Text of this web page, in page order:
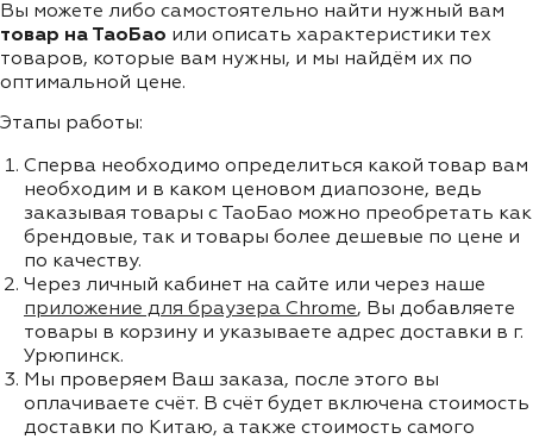
Вы можете либо самостоятельно найти нужный вам
товар на ТаоБао или описать характеристики тех
товаров, которые вам нужны, и мы найдём их по
оптимальной цене.
Этапы работы:
Сперва необходимо определиться какой товар вам
необходим и в каком ценовом диапозоне, ведь
заказывая товары с ТаоБао можно преобретать как
брендовые, так и товары более дешевые по цене и
по качеству.
Через личный кабинет на сайте или через наше
приложение для браузера Chrome, Вы добавляете
товары в корзину и указываете адрес доставки в г.
Урюпинск.
Мы проверяем Ваш заказа, после этого вы
оплачиваете счёт. В счёт будет включена стоимость
доставки по Китаю, а также стоимость самого